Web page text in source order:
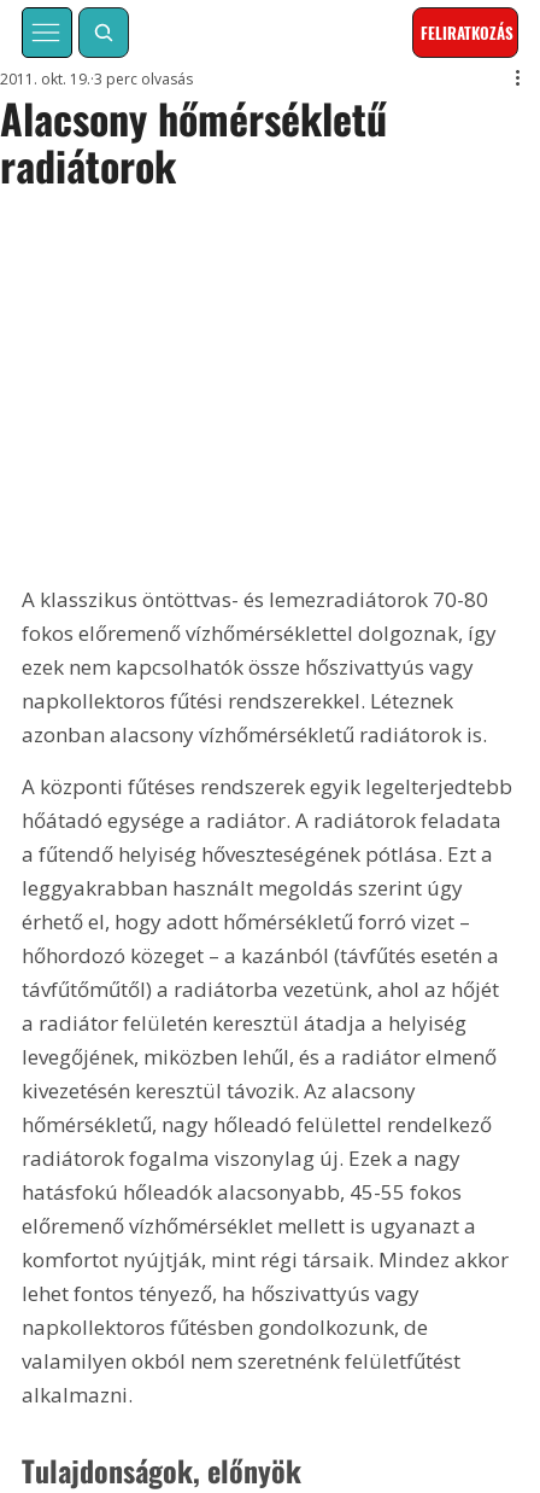
FELIRATKOZÁS
Alacsony hőmérsékletű
radiátorok
2011. okt. 19. 3 perc olvasás
A klasszikus öntöttvas- és lemezradiátorok 70-80
fokos előremenő vízhőmérséklettel dolgoznak, így
ezek nem kapcsolhatók össze hőszivattyús vagy
napkollektoros fűtési rendszerekkel. Léteznek
azonban alacsony vízhőmérsékletű radiátorok is.
A központi fűtéses rendszerek egyik legelterjedtebb
hőátadó egysége a radiátor. A radiátorok feladata
a fűtendő helyiség hőveszteségének pótlása. Ezt a
leggyakrabban használt megoldás szerint úgy
érhető el, hogy adott hőmérsékletű forró vizet –
hőhordozó közeget – a kazánból (távfűtés esetén a
távfűtőműtől) a radiátorba vezetünk, ahol az hőjét
a radiátor felületén keresztül átadja a helyiség
levegőjének, miközben lehűl, és a radiátor elmenő
kivezetésén keresztül távozik. Az alacsony
hőmérsékletű, nagy hőleadó felülettel rendelkező
radiátorok fogalma viszonylag új. Ezek a nagy
hatásfokú hőleadók alacsonyabb, 45-55 fokos
előremenő vízhőmérséklet mellett is ugyanazt a
komfortot nyújtják, mint régi társaik. Mindez akkor
lehet fontos tényező, ha hőszivattyús vagy
napkollektoros fűtésben gondolkozunk, de
valamilyen okból nem szeretnénk felületfűtést
alkalmazni.
Tulajdonságok, előnyök